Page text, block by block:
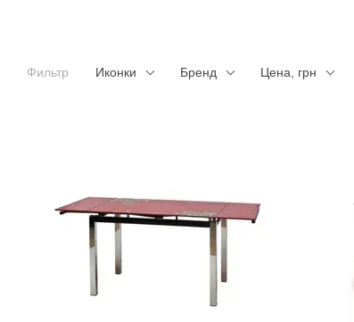
Фильтр Иконки Бренд Цена, грн